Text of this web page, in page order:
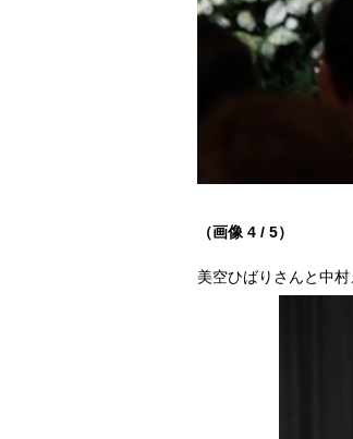
（画像 4 / 5）
美空ひばりさんと中